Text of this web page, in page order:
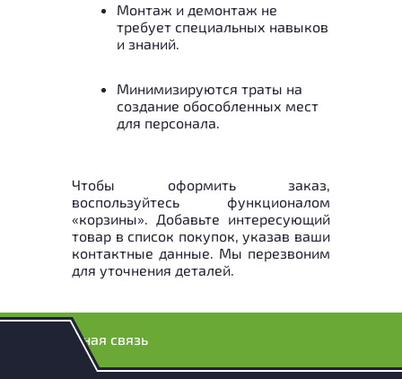
Монтаж и демонтаж не
требует специальных навыков
и знаний.
Минимизируются траты на
создание обособленных мест
для персонала.
Чтобы оформить заказ,
воспользуйтесь функционалом
«корзины». Добавьте интересующий
товар в список покупок, указав ваши
контактные данные. Мы перезвоним
для уточнения деталей.
Обратная связь